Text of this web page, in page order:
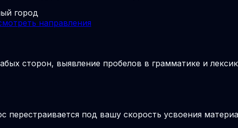
город
направления
сторон, выявление пробелов в грамматике и
перестраивается под вашу скорость усвоения